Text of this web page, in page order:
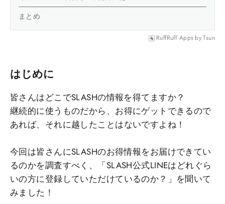
まとめ
RuffRuff Apps byTsun
はじめに
皆さんはどこでSLASHの情報を得てますか？
継続的に使うものだから、お得にゲットできるので
あれば、それに越したことはないですよね！
今回は皆さんにSLASHのお得情報をお届けできてい
るのかを調査すべく、「SLASH公式LINEはどれぐら
いの方に登録していただけているのか？」を聞いて
みました！